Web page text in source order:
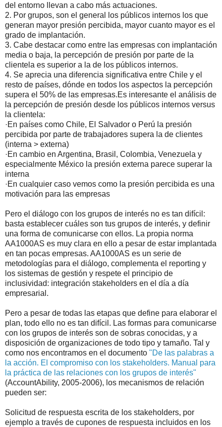
del entorno llevan a cabo más actuaciones.
2. Por grupos, son el general los públicos internos los que
generan mayor presión percibida, mayor cuanto mayor es el
grado de implantación.
3. Cabe destacar como entre las empresas con implantación
media o baja, la percepción de presión por parte de la
clientela es superior a la de los públicos internos.
4. Se aprecia una diferencia significativa entre Chile y el
resto de países, dónde en todos los aspectos la percepción
supera el 50% de las empresas.Es interesante el análisis de
la percepción de presión desde los públicos internos versus
la clientela:
·En países como Chile, El Salvador o Perú la presión
percibida por parte de trabajadores supera la de clientes
(interna > externa)
·En cambio en Argentina, Brasil, Colombia, Venezuela y
especialmente México la presión externa parece superar la
interna
·En cualquier caso vemos como la presión percibida es una
motivación para las empresas
Pero el diálogo con los grupos de interés no es tan difícil:
basta establecer cuáles son tus grupos de interés, y definir
una forma de comunicarse con ellos. La propia norma
AA1000AS es muy clara en ello a pesar de estar implantada
en tan pocas empresas. AA1000AS es un serie de
metodologías para el diálogo, complementa el reporting y
los sistemas de gestión y respete el principio de
inclusividad: integración stakeholders en el día a día
empresarial.
Pero a pesar de todas las etapas que define para elaborar el
plan, todo ello no es tan difícil. Las formas para comunicarse
con los grupos de interés son de sobras conocidas, y a
disposición de organizaciones de todo tipo y tamaño. Tal y
como nos encontramos en el documento "De las palabras a
la acción. El compromiso con los stakeholders. Manual para
la práctica de las relaciones con los grupos de interés"
(AccountAbility, 2005-2006), los mecanismos de relación
pueden ser:
Solicitud de respuesta escrita de los stakeholders, por
ejemplo a través de cupones de respuesta incluidos en los